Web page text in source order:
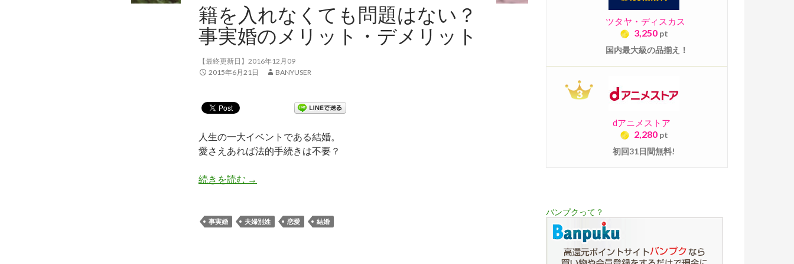
籍を入れなくても問題はない？
事実婚のメリット・デメリット
【最終更新日】2016年12月09
2015年6月21日
BANYUSER
人生の一大イベントである結婚。
愛さえあれば法的手続きは不要？
続きを読む 籍を入れなくても問題はない？事実婚のメリット・デメリット
→
事実婚 夫婦別姓 恋愛 結婚
ツタヤ・ディスカス
3,250 pt
国内最大級の品揃え！
dアニメストア
2,280 pt
初回31日間無料!
バンプクって？